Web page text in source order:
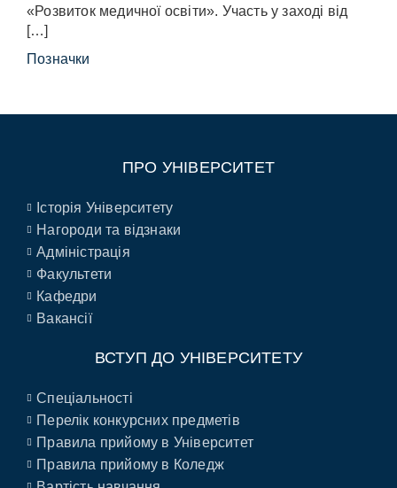
«Розвиток медичної освіти». Участь у заході від
[…]
Позначки
ПРО УНІВЕРСИТЕТ
Історія Університету
Нагороди та відзнаки
Адміністрація
Факультети
Кафедри
Вакансії
ВСТУП ДО УНІВЕРСИТЕТУ
Спеціальності
Перелік конкурсних предметів
Правила прийому в Університет
Правила прийому в Коледж